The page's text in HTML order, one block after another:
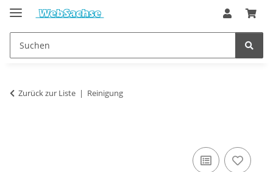
Zurück zur Liste Reinigung